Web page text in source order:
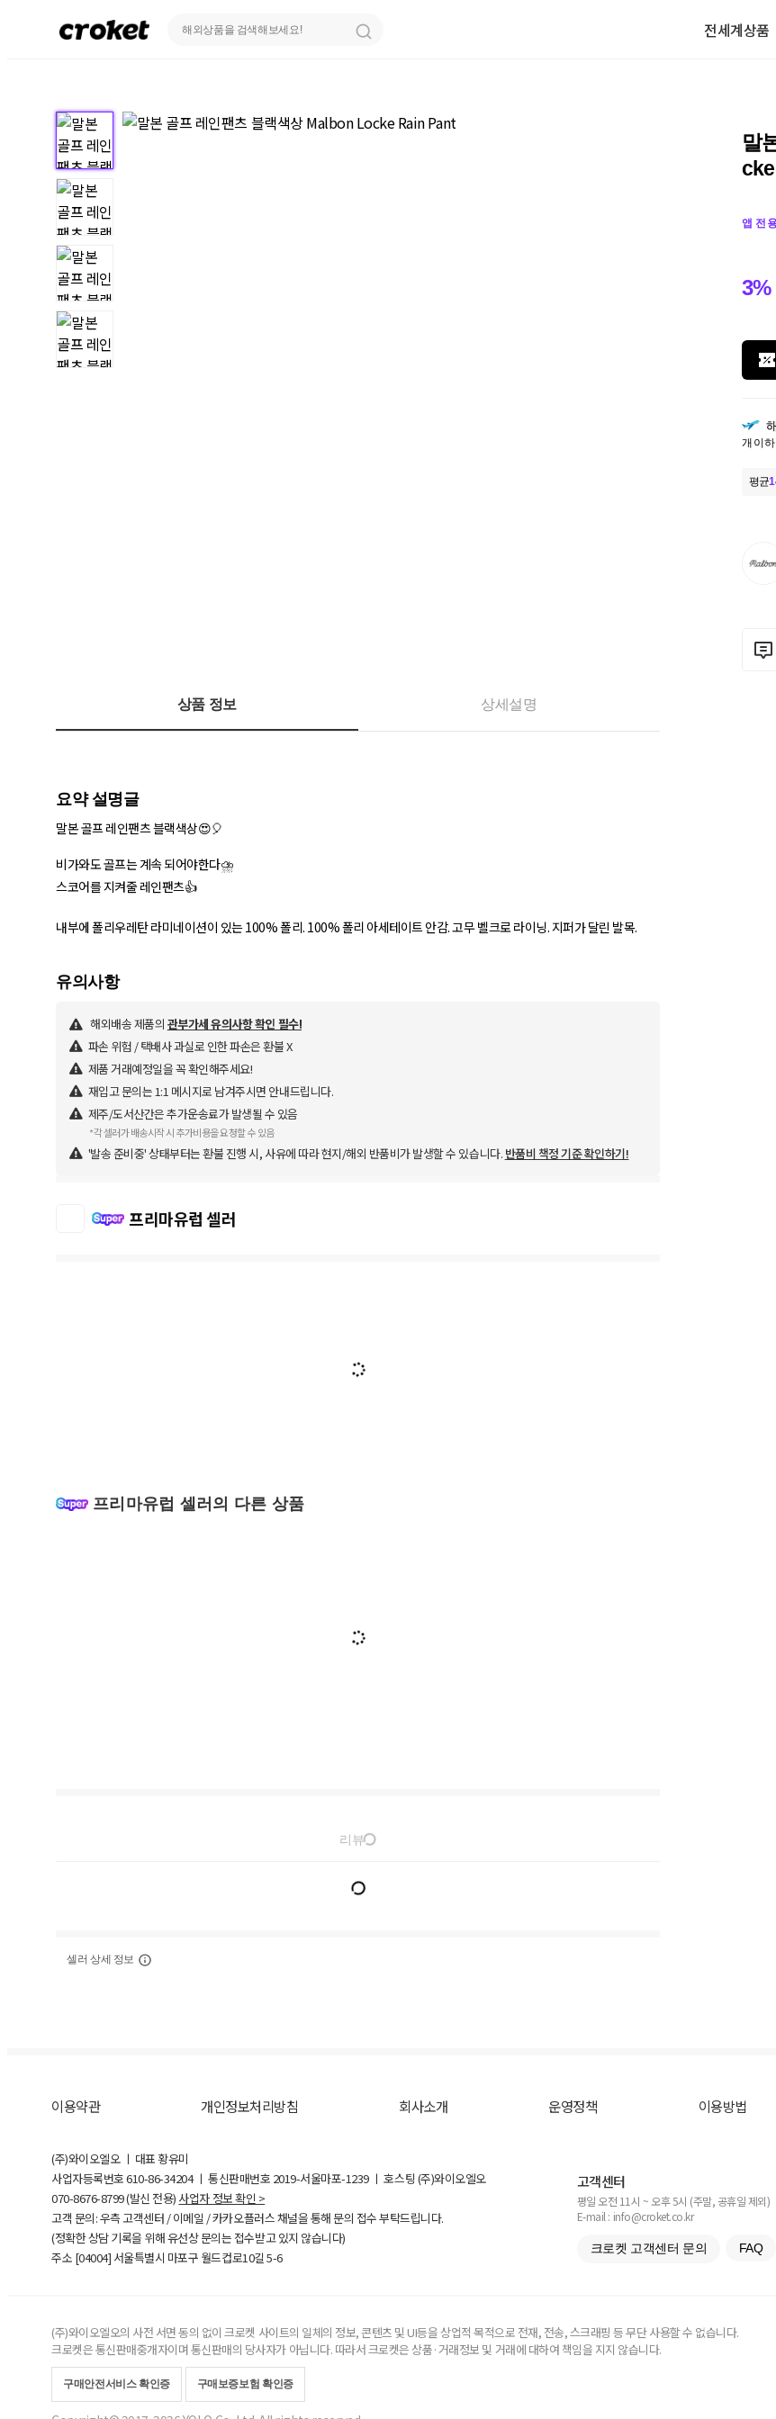
전세계상품
말
앱 전
3%
개 이하
평균
상품 정보 상세설명
요약 설명글
말본 골프 레인팬츠 블랙색상😍🎈
비가와도 골프는 계속 되어야한다⛈️
스코어를 지켜줄 레인팬츠👍
내부에 폴리우레탄 라미네이션이 있는 100% 폴리. 100% 폴리 아세테이트 안감. 고무 벨크로 라이닝. 지퍼가 달린 발목.
유의사항
해외배송 제품의 관부가세 유의사항 확인 필수!
파손 위험 / 택배사 과실로 인한 파손은 환불 X
제품 거래예정일을 꼭 확인해주세요!
재입고 문의는 1:1 메시지로 남겨주시면 안내드립니다.
제주/도서산간은 추가운송료가 발생될 수 있음
*각 셀러가 배송시작 시 추가비용을 요청할 수 있음
'발송 준비중' 상태부터는 환불 진행 시, 사유에 따라 현지/해외 반품비가 발생할 수 있습니다. 반품비 책정 기준 확인하기!
프리마유럽 셀러
프리마유럽 셀러의 다른 상품
리뷰
셀러 상세 정보
이용약관 개인정보처리방침 회사소개 운영정책 이용방법
(주)와이오엘오 ㅣ 대표 황유미
사업자등록번호610-86-34204ㅣ 통신판매번호 2019-서울마포-1239 ㅣ 호스팅 (주)와이오엘오
070-8676-8799 (발신 전용) 사업자 정보 확인 >
고객 문의: 우측 고객센터 / 이메일 / 카카오플러스 채널을 통해 문의 접수 부탁드립니다.
(정확한 상담 기록을 위해 유선상 문의는 접수받고 있지 않습니다)
주소 [04004] 서울특별시 마포구 월드컵로10길5-6
고객센터
평일 오전 11시 ~ 오후 5시 (주말, 공휴일 제외)
E-mail : info@croket.co.kr
크로켓 고객센터 문의 FAQ
(주)와이오엘오의 사전 서면 동의 없이 크로켓 사이트의 일체의 정보, 콘텐츠 및 UI등을 상업적 목적으로 전재, 전송, 스크래핑 등 무단 사용할 수 없습니다.
크로켓은 통신판매중개자이며 통신판매의 당사자가 아닙니다. 따라서 크로켓은 상품·거래정보 및 거래에 대하여 책임을 지지 않습니다.
구매안전서비스 확인증 구매보증보험 확인증